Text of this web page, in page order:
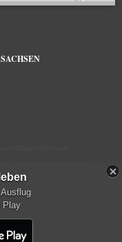
Play